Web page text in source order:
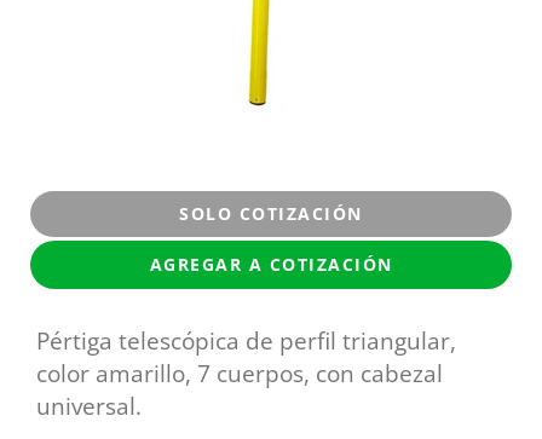
SOLO COTIZACIÓN
AGREGAR A COTIZACIÓN
Pértiga telescópica de perfil triangular,
color amarillo, 7 cuerpos, con cabezal
universal.